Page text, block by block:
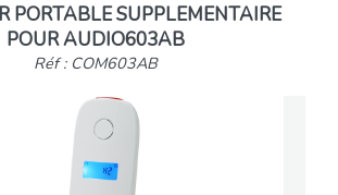
PORTABLE SUPPLEMENTAIRE
POUR AUDIO603AB
Réf : COM603AB